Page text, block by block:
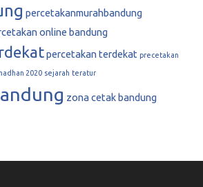
percetakanmurahbandung
online bandung
percetakan terdekat precetakan
2020 sejarah teratur
zona cetak bandung